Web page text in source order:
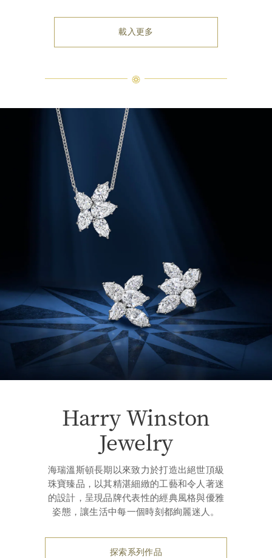
Harry Winston
Jewelry
海瑞溫斯頓長期以來致力於打造出絕世頂級
珠寶臻品，以其精湛細緻的工藝和令人著迷
的設計，呈現品牌代表性的經典風格與優雅
姿態，讓生活中每一個時刻都絢麗迷人。
探索系列作品